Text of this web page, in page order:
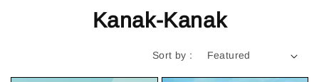
Kanak-Kanak
Sort by :